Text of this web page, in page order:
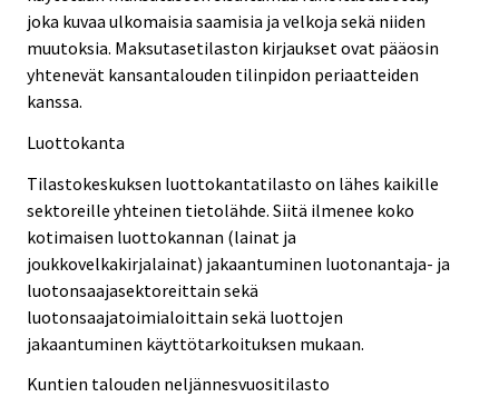
joka kuvaa ulkomaisia saamisia ja velkoja sekä niiden
muutoksia. Maksutasetilaston kirjaukset ovat pääosin
yhtenevät kansantalouden tilinpidon periaatteiden
kanssa.
Luottokanta
Tilastokeskuksen luottokantatilasto on lähes kaikille
sektoreille yhteinen tietolähde. Siitä ilmenee koko
kotimaisen luottokannan (lainat ja
joukkovelkakirjalainat) jakaantuminen luotonantaja- ja
luotonsaajasektoreittain sekä
luotonsaajatoimialoittain sekä luottojen
jakaantuminen käyttötarkoituksen mukaan.
Kuntien talouden neljännesvuositilasto